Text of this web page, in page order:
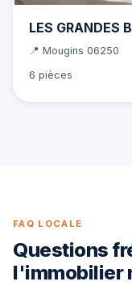
LES GRANDES
📍 Mougins 06250
6 pièces
FAQ LOCALE
Questions
l'immobilier